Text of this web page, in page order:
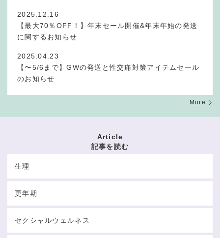
2025.12.16
【最大70％OFF！】年末セール開催&年末年始の発送
に関するお知らせ
2025.04.23
【〜5/6まで】GWの発送と性交痛対策アイテムセール
のお知らせ
More
Article
記事を読む
生理
更年期
セクシャルウェルネス